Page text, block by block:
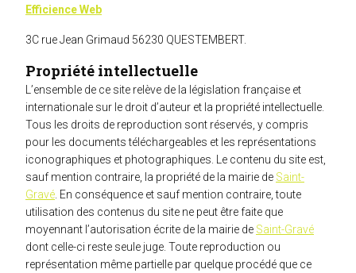
Efficience Web
3C rue Jean Grimaud 56230 QUESTEMBERT.
Propriété intellectuelle
L’ensemble de ce site relève de la législation française et
internationale sur le droit d’auteur et la propriété intellectuelle.
Tous les droits de reproduction sont réservés, y compris
pour les documents téléchargeables et les représentations
iconographiques et photographiques. Le contenu du site est,
sauf mention contraire, la propriété de la mairie de Saint-
Gravé . En conséquence et sauf mention contraire, toute
utilisation des contenus du site ne peut être faite que
moyennant l’autorisation écrite de la mairie de Saint-Gravé
dont celle-ci reste seule juge. Toute reproduction ou
représentation même partielle par quelque procédé que ce